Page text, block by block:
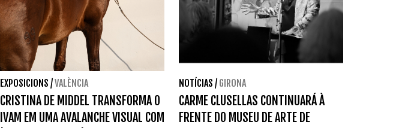
EXPOSICIONS /VALÈNCIA
CRISTINA DE MIDDEL TRANSFORMA O
IVAM EM UMA AVALANCHE VISUAL COM
NOTÍCIAS / GIRONA
CARME CLUSELLAS CONTINUARÁ À
FRENTE DO MUSEU DE ARTE DE